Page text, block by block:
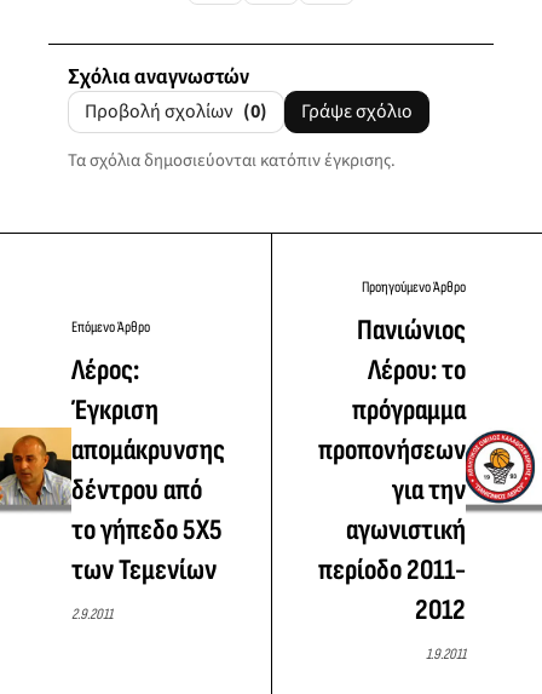
Σχόλια αναγνωστών
Προβολή σχολίων (0) Γράψε σχόλιο
Τα σχόλια δημοσιεύονται κατόπιν έγκρισης.
Επόμενο Άρθρο
Λέρος:
Έγκριση
απομάκρυνσης
δέντρου από
το γήπεδο 5Χ5
των Τεμενίων
2.9.2011
Προηγούμενο Άρθρο
Πανιώνιος
Λέρου: το
πρόγραμμα
προπονήσεων
για την
αγωνιστική
περίοδο 2011-
2012
1.9.2011